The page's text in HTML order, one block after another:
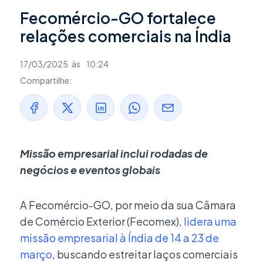
Fecomércio-GO fortalece
relações comerciais na Índia
17/03/2025 às
10:24
Compartilhe:
Missão empresarial inclui rodadas de
negócios e eventos globais
A Fecomércio-GO, por meio da sua Câmara
de Comércio Exterior (Fecomex), lidera uma
missão empresarial à Índia de 14 a 23 de
março, buscando estreitar laços comerciais